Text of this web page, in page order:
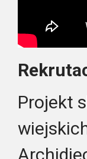
Projekt